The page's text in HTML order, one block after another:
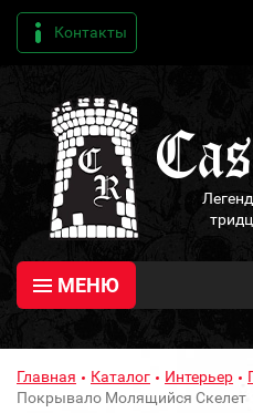
Контакты
МЕНЮ
Главная Каталог Интерьер
Покрывало Молящийся Скелет